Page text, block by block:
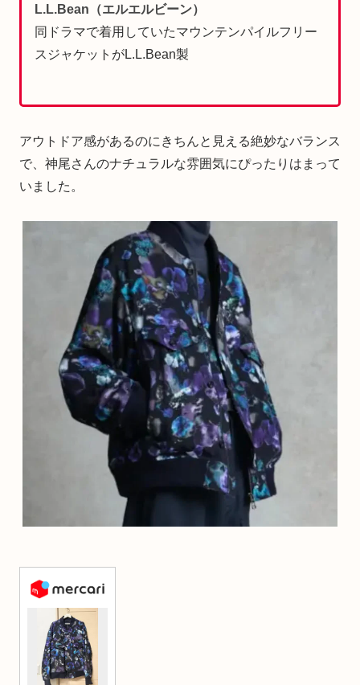
L.L.Bean（エルエルビーン）
同ドラマで着用していたマウンテンパイルフリー
スジャケットがL.L.Bean製
アウトドア感があるのにきちんと見える絶妙なバランス
で、神尾さんのナチュラルな雰囲気にぴったりはまって
いました。